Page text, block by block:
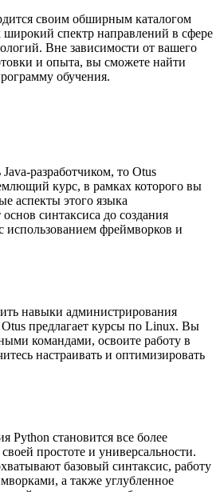
своим обширным каталогом
спектр направлений в сфере
Вне зависимости от вашего
и опыта, вы сможете найти
обучения.
разработчиком, то Otus
курс, в рамках которого вы
аспекты этого языка
синтаксиса до создания
фреймворков и
навыки администрирования
предлагает курсы по Linux. Вы
командами, освоите работу в
настраивать и оптимизировать
Python становится все более
простоте и универсальности.
базовый синтаксис, работу
а также углубленное